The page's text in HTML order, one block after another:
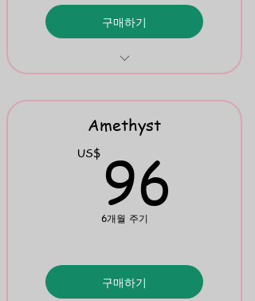
구매하기
Lullabies & Nursery Rhymes
Printing & Cursive Exercises
Amethyst
US$ 96
6개월 주기
구매하기